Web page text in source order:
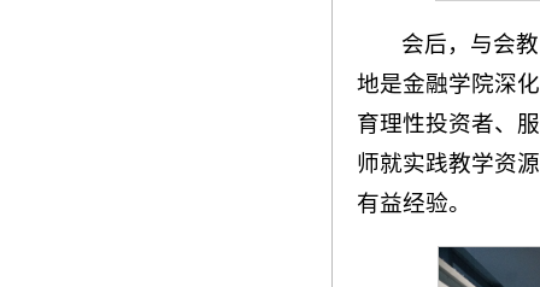
会后，与会
地是金融学院深
育理性投资者、
师就实践教学资
有益经验。